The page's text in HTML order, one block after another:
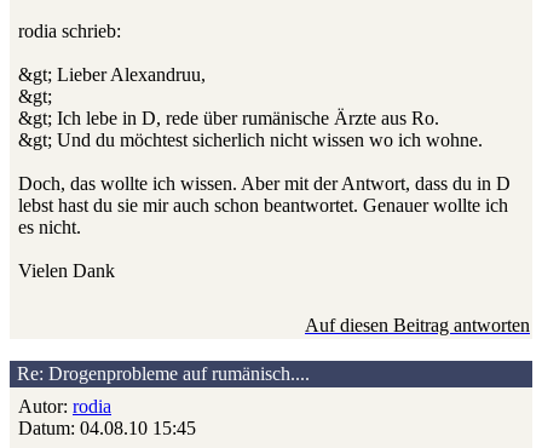
rodia schrieb:
&gt; Lieber Alexandruu,
&gt;
&gt; Ich lebe in D, rede über rumänische Ärzte aus Ro.
&gt; Und du möchtest sicherlich nicht wissen wo ich wohne.
Doch, das wollte ich wissen. Aber mit der Antwort, dass du in D
lebst hast du sie mir auch schon beantwortet. Genauer wollte ich
es nicht.
Vielen Dank
Auf diesen Beitrag antworten
Re: Drogenprobleme auf rumänisch....
Autor: rodia
Datum: 04.08.10 15:45